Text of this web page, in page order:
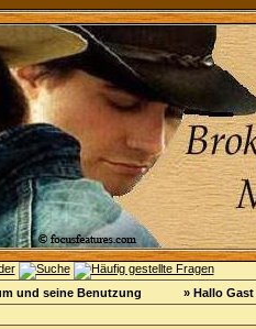
und seine Benutzung » Hallo